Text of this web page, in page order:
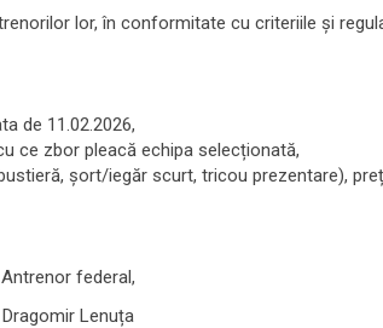
lor, în conformitate cu criteriile și
de 11.02.2026,
ce zbor pleacă echipa selecționată,
șort/iegăr scurt, tricou prezentare),
Antrenor federal,
Dragomir Lenuța